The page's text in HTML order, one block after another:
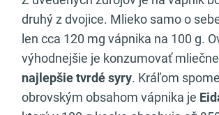
druhý z dvojice. Mlieko samo o
len cca 120 mg vápnika na 100 g.
výhodnejšie je konzumovať
najlepšie tvrdé syry. Kráľom
obrovským obsahom vápnika je